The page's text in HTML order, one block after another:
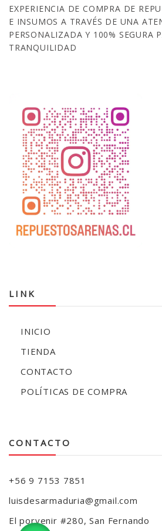
EXPERIENCIA DE COMPRA DE
E INSUMOS A TRAVÉS DE UNA
PERSONALIZADA Y 100% SEGURA
TRANQUILIDAD
LINK
INICIO
TIENDA
CONTACTO
POLÍTICAS DE COMPRA
CONTACTO
+56 9 7153 7851
luisdesarmaduria@gmail.com
El porvenir #280, San Fernando